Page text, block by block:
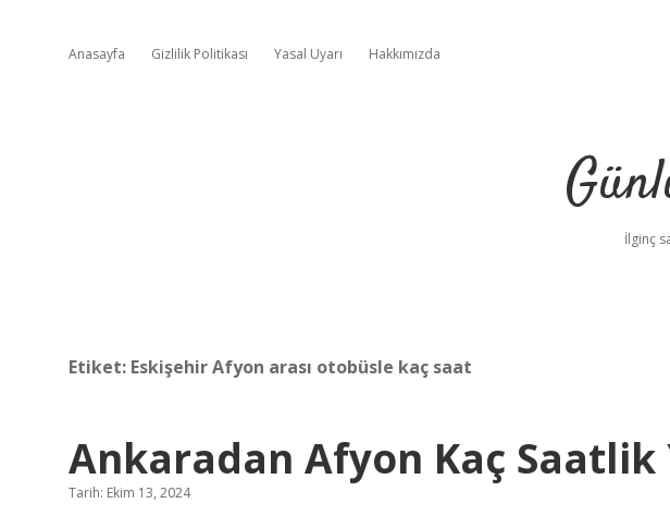
Anasayfa Gizlilik Politikası Yasal Uyarı Hakkımızda
İlginç
Etiket: Eskişehir Afyon arası otobüsle kaç saat
Ankaradan Afyon Kaç Saatlik
Tarih: Ekim 13, 2024